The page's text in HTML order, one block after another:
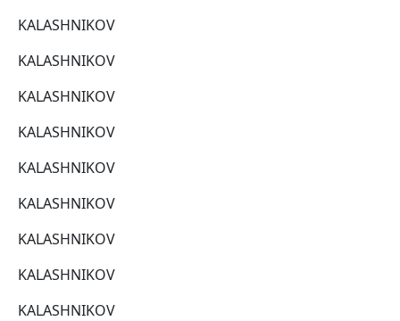
KALASHNIKOV
KALASHNIKOV
KALASHNIKOV
KALASHNIKOV
KALASHNIKOV
KALASHNIKOV
KALASHNIKOV
KALASHNIKOV
KALASHNIKOV